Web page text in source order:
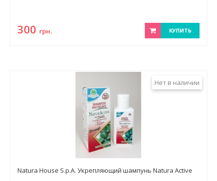
300 грн. КУПИТЬ
Нет в наличии
Natura House S.p.A. Укрепляющий шампунь Natura Active